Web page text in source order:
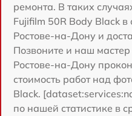
ремонта. В таких
Fujifilm 50R Body Black
Ростове-на-Дону и
Позвоните и наш
Ростове-на-Дону
стоимость работ над
Black.
по нашей статистике в